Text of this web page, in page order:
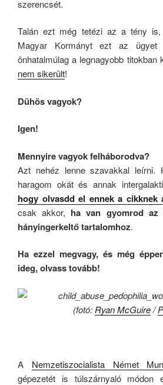
szerencsét.
Talán ezt még tetézi az a tény is,
Magyar Kormányt ezt az ügyet
önhatalmúlag a legnagyobb titokban
nem sikerült!
Dühös vagyok?
Igen!
Mennyire vagyok felháborodva?
Azt nehéz lenne szavakkal leírni.
haragom okát és annak
hogy olvasdd el ennek a cikknek
csak akkor, ha van gyomrod az
hányingerkeltő tartalomhoz.
Ha ezzel megvagy, és még
ideg, olvass tovább!
(fotó: Ryan McGuire/
A Nemzetiszocialista Német
gépezetét is túlszárnyaló módon